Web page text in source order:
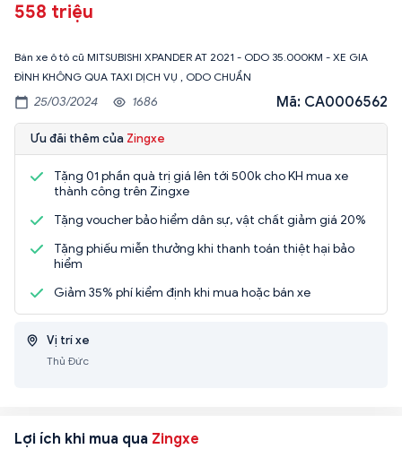
558 triệu
Bán xe ô tô cũ MITSUBISHI XPANDER AT 2021 - ODO 35.000KM - XE GIA
ĐÌNH KHÔNG QUA TAXI DỊCH VỤ , ODO CHUẨN
25/03/2024 1686 Mã: CA0006562
Ưu đãi thêm của Zingxe
Tặng 01 phần quà trị giá lên tới 500k cho KH mua xe
thành công trên Zingxe
Tặng voucher bảo hiểm dân sự, vật chất giảm giá 20%
Tặng phiếu miễn thưởng khi thanh toán thiệt hại bảo
hiểm
Giảm 35% phí kiểm định khi mua hoặc bán xe
Vị trí xe
Thủ Đức
Lợi ích khi mua qua Zingxe